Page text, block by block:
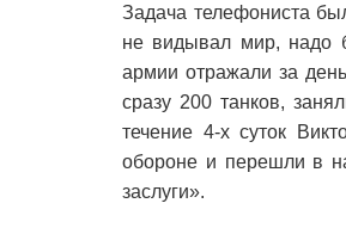
Задача телефониста
не видывал мир, надо
армии отражали за
сразу 200 танков,
течение 4-х суток
обороне и перешли в
заслуги».